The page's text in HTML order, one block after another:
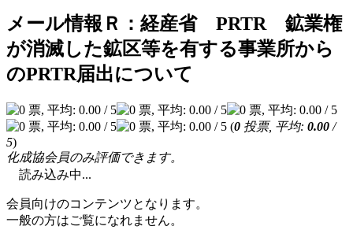
メール情報Ｒ：経産省 PRTR 鉱業権
が消滅した鉱区等を有する事業所から
のPRTR届出について
(0 投票, 平均: 0.00 /
5)
化成協会員のみ評価できます。
読み込み中...
会員向けのコンテンツとなります。
一般の方はご覧になれません。